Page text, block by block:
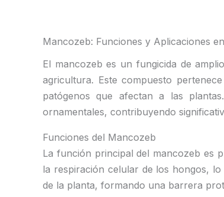
Mancozeb: Funciones y Aplicaciones
El mancozeb es un fungicida de
agricultura. Este compuesto
patógenos que afectan a las
ornamentales, contribuyendo
Funciones del Mancozeb
La función principal del mancozeb es
la respiración celular de los hongos,
de la planta, formando una barrera